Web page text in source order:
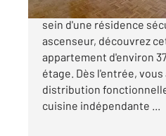
Idéalement situé en
sein d'une résidence
ascenseur, découvrez
appartement d'environ
étage. Dès l'entrée,
distribution
cuisine indépendante ...